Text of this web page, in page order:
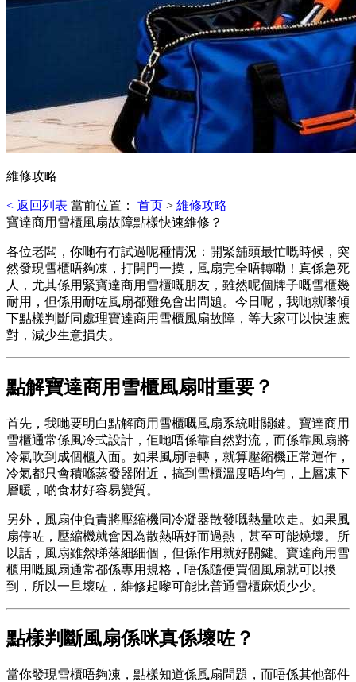
維修攻略
< 返回列表 當前位置： 首页 > 維修攻略
寶達商用雪櫃風扇故障點樣快速維修？
各位老闆，你哋有冇試過呢種情況：開緊舖頭最忙嘅時候，突
然發現雪櫃唔夠凍，打開門一摸，風扇完全唔轉嘞！真係急死
人，尤其係用緊寶達商用雪櫃嘅朋友，雖然呢個牌子嘅雪櫃幾
耐用，但係用耐咗風扇都難免會出問題。今日呢，我哋就嚟傾
下點樣判斷同處理寶達商用雪櫃風扇故障，等大家可以快速應
對，減少生意損失。
點解寶達商用雪櫃風扇咁重要？
首先，我哋要明白點解商用雪櫃嘅風扇系統咁關鍵。寶達商用
雪櫃通常係風冷式設計，佢哋唔係靠自然對流，而係靠風扇將
冷氣吹到成個櫃入面。如果風扇唔轉，就算壓縮機正常運作，
冷氣都只會積喺蒸發器附近，搞到雪櫃溫度唔均勻，上層凍下
層暖，啲食材好容易變質。
另外，風扇仲負責將壓縮機同冷凝器散發嘅熱量吹走。如果風
扇停咗，壓縮機就會因為散熱唔好而過熱，甚至可能燒壞。所
以話，風扇雖然睇落細細個，但係作用就好關鍵。寶達商用雪
櫃用嘅風扇通常都係專用規格，唔係隨便買個風扇就可以換
到，所以一旦壞咗，維修起嚟可能比普通雪櫃麻煩少少。
點樣判斷風扇係咪真係壞咗？
當你發現雪櫃唔夠凍，點樣知道係風扇問題，而唔係其他部件